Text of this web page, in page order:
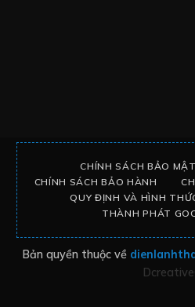
CHÍNH SÁCH BẢO
CHÍNH SÁCH BẢO HÀNH
QUY ĐỊNH VÀ HÌNH
THÀNH PHÁT
Bản quyền thuộc về